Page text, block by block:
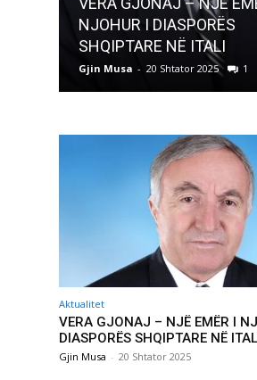
NJOHUR I DIASPORËS
SHQIPTARE NË ITALI
Gjin Musa - 20 Shtator 2025 1
Aktualitet
VERA GJONAJ – NJË EMËR I
DIASPORËS SHQIPTARE NË
Gjin Musa - 20 Shtator 2025